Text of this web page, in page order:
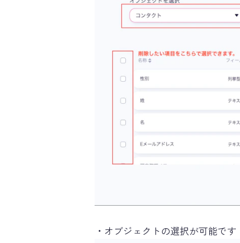
・オブジェクトの選択が可能です